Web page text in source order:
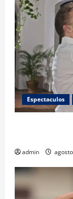
Espectaculos
admin